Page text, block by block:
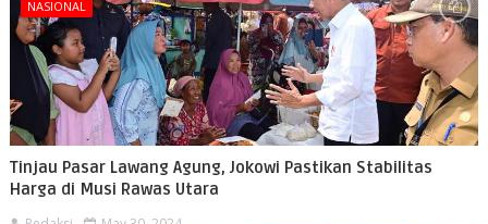
NASIONAL
Tinjau Pasar Lawang Agung, Jokowi Pastikan Stabilitas
Harga di Musi Rawas Utara